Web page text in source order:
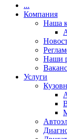
...
Компания
Наша
Наши
Услуги